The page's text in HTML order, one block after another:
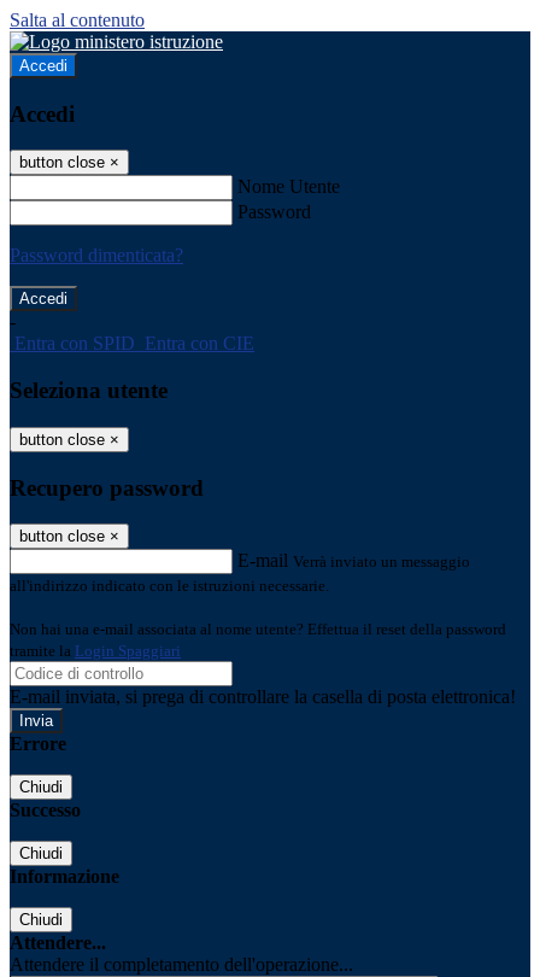
Salta al contenuto
Accedi
Accedi
button close ×
Nome Utente
Password
Password dimenticata?
-
Entra con SPID Entra con CIE
Seleziona utente
button close ×
Recupero password
button close ×
E-mail Verrà inviato un messaggio
all'indirizzo indicato con le istruzioni necessarie.
Non hai una e-mail associata al nome utente? Effettua il reset della password
tramite la Login Spaggiari
E-mail inviata, si prega di controllare la casella di posta elettronica!
Errore
Chiudi
Successo
Chiudi
Informazione
Chiudi
Attendere...
Attendere il completamento dell'operazione...